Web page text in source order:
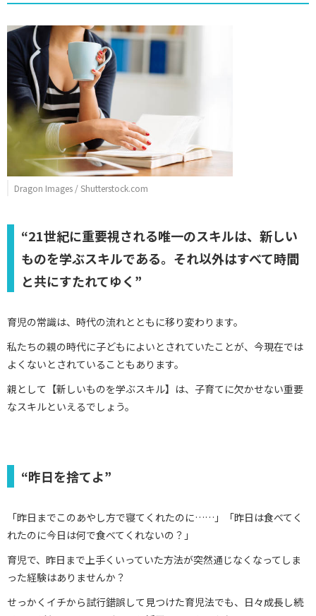
Dragon Images / Shutterstock.com
“21世紀に重要視される唯一のスキルは、新しい
ものを学ぶスキルである。それ以外はすべて時間
と共にすたれてゆく”
育児の常識は、時代の流れとともに移り変わります。
私たちの親の時代に子どもによいとされていたことが、今現在では
よくないとされていることもあります。
親として【新しいものを学ぶスキル】は、子育てに欠かせない重要
なスキルといえるでしょう。
“昨日を捨てよ”
「昨日までこのあやし方で寝てくれたのに……」「昨日は食べてく
れたのに今日は何で食べてくれないの？」
育児で、昨日まで上手くいっていた方法が突然通じなくなってしま
った経験はありませんか？
せっかくイチから試行錯誤して見つけた育児法でも、日々成長し続